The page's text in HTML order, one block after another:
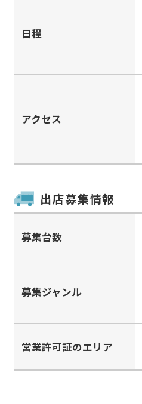
日程
アクセス
出店募集情報
募集台数
募集ジャンル
営業許可証のエリア